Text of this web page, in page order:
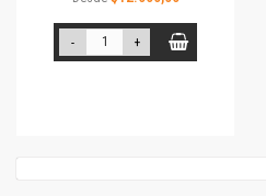
- +